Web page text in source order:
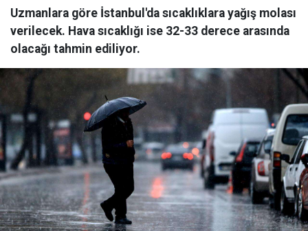
Uzmanlara göre İstanbul'da sıcaklıklara yağış molası
verilecek. Hava sıcaklığı ise 32-33 derece arasında
olacağı tahmin ediliyor.